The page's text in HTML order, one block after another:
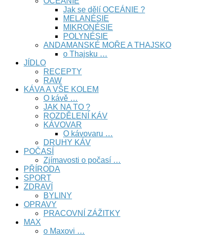
Jak se dělí OCEÁNIE ?
MELANÉSIE
MIKRONÉSIE
POLYNÉSIE
ANDAMANSKÉ MOŘE A THAJSKO
o Thajsku …
JÍDLO
RECEPTY
RAW
KÁVA A VŠE KOLEM
O kávě …
JAK NA TO ?
ROZDĚLENÍ KÁV
KÁVOVAR
O kávovaru …
DRUHY KÁV
POČASÍ
Zjímavosti o počasí …
PŘÍRODA
SPORT
ZDRAVÍ
BYLINY
OPRAVY
PRACOVNÍ ZÁŽITKY
MAX
o Maxovi …